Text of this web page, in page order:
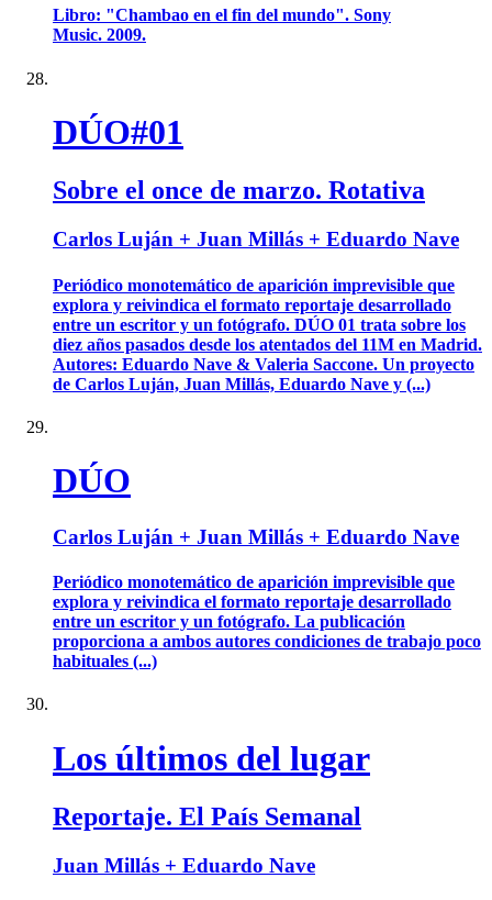
Libro: "Chambao en el fin del mundo". Sony
Music. 2009.
DÚO#01
Sobre el once de marzo. Rotativa
Carlos Luján + Juan Millás + Eduardo Nave
Periódico monotemático de aparición imprevisible que
explora y reivindica el formato reportaje desarrollado
entre un escritor y un fotógrafo. DÚO 01 trata sobre los
diez años pasados desde los atentados del 11M en Madrid.
Autores: Eduardo Nave & Valeria Saccone. Un proyecto
de Carlos Luján, Juan Millás, Eduardo Nave y (...)
DÚO
Carlos Luján + Juan Millás + Eduardo Nave
Periódico monotemático de aparición imprevisible que
explora y reivindica el formato reportaje desarrollado
entre un escritor y un fotógrafo. La publicación
proporciona a ambos autores condiciones de trabajo poco
habituales (...)
Los últimos del lugar
Reportaje. El País Semanal
Juan Millás + Eduardo Nave